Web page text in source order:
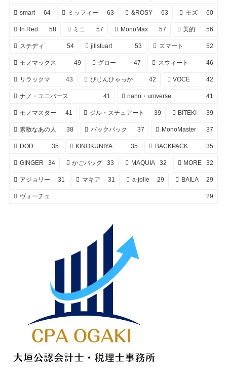
smart 64 ミッフィー 63 &ROSY 63 モズ 60
In Red 58 ミニ 57 MonoMax 57 美的 56
ステディ 54 jillstuart 53 スマート 52
モノマックス 49 グロー 47 スウィート 46
リラックマ 43 びじんひゃっか 42 VOCE 42
ナノ・ユニバース 41 nano・universe 41
モノマスター 41 ジル・スチュアート 39 BITEKI 39
素敵なあの人 38 バックパック 37 MonoMaster 37
DOD 35 KINOKUNIYA 35 BACKPACK 35
GINGER 34 かごバッグ 33 MAQUIA 32 MORE 32
アジョリー 31 マキア 31 a-jolie 29 BAILA 29
ヴォーチェ 29